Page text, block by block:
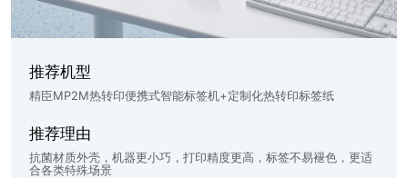
推荐机型
精臣MP2M热转印便携式智能标签机+定制化热转印标签纸
推荐理由
抗菌材质外壳，机器更小巧，打印精度更高，标签不易褪色，更适
合各类特殊场景